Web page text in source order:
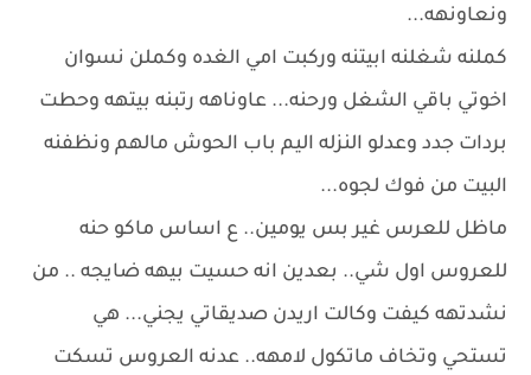
ونعاونهه...
كملنه شغلنه ابيتنه وركبت امي الغده وكملن نسوان
اخوتي باقي الشغل ورحنه... عاوناهه رتبنه بيتهه وحطت
بردات جدد وعدلو النزله اليم باب الحوش مالهم ونظفنه
البيت من فوك لجوه...
ماظل للعرس غير بس يومين.. ع اساس ماكو حنه
للعروس اول شي.. بعدين انه حسيت بيهه ضايجه .. من
نشدتهه كيفت وكالت اريدن صديقاتي يجني... هي
تستحي وتخاف ماتكول لامهه.. عدنه العروس تسكت